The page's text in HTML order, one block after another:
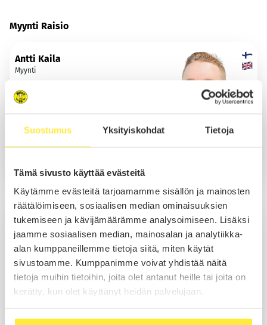
Suostumus Yksityiskohdat Tietoja
Tämä sivusto käyttää evästeitä
Käytämme evästeitä tarjoamamme sisällön ja mainosten
räätälöimiseen, sosiaalisen median ominaisuuksien
tukemiseen ja kävijämäärämme analysoimiseen. Lisäksi
jaamme sosiaalisen median, mainosalan ja analytiikka-
alan kumppaneillemme tietoja siitä, miten käytät
sivustoamme. Kumppanimme voivat yhdistää näitä
tietoja muihin tietoihin, joita olet antanut heille tai joita on
kerätty, kun olet käyttänyt heidän palvelujaan.
Myynti Raisio
Antti Kaila
Myynti
Sähköposti
Caius Manelius
Myynti
Soita
WhatsApp